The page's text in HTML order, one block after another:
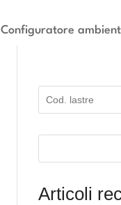
Configuratore
Articoli